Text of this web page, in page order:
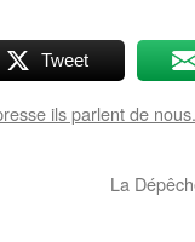
Tweet
ils parlent de
La